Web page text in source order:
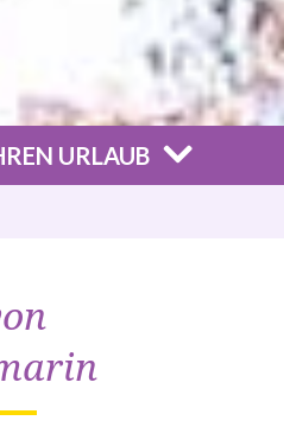
URLAUB